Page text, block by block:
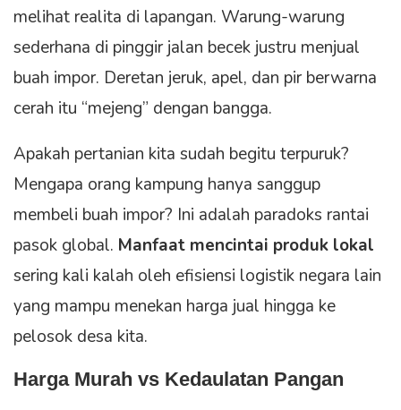
melihat realita di lapangan. Warung-warung
sederhana di pinggir jalan becek justru menjual
buah impor. Deretan jeruk, apel, dan pir berwarna
cerah itu “mejeng” dengan bangga.
Apakah pertanian kita sudah begitu terpuruk?
Mengapa orang kampung hanya sanggup
membeli buah impor? Ini adalah paradoks rantai
pasok global. Manfaat mencintai produk lokal
sering kali kalah oleh efisiensi logistik negara lain
yang mampu menekan harga jual hingga ke
pelosok desa kita.
Harga Murah vs Kedaulatan Pangan